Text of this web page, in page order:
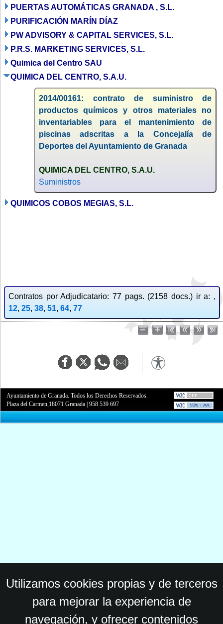
PUERTAS AUTOMÁTICAS GRANADA , S.L.
PURIFICACIÓN MARÍN DÍAZ
PW ADVISORY & CAPITAL SERVICES, S.L.
P.R.S. MARKETING SERVICES, S.L.
Quimica del Centro SAU
QUIMICA DEL CENTRO, S.A.U.
2014/00161: contrato de suministro de
productos químicos y otros materiales no
inventariables para el mantenimiento de
piscinas adscritas a la Concejalía de
Deportes del Ayuntamiento de Granada
QUIMICA DEL CENTRO, S.A.U.
Suministros
QUIMICOS COBOS MEGIAS, S.L.
Contratos por Adjudicatario: 77 pags. (2158 docs.) ir a: ,
12, 25, 38, 51, 64, 77
Ayuntamiento de Granada. Todos los Derechos Reservados.
Plaza del Carmen,18071 Granada |958 539 697
Utilizamos cookies propias y de terceros
para mejorar la experiencia de
navegación, y ofrecer contenidos